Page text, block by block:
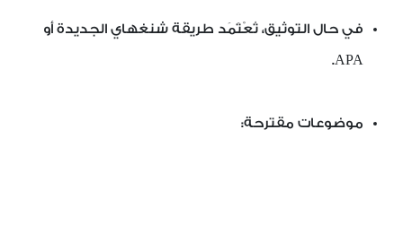
في حال التوثيق، تُعْتَمَد طريقة شنغهاي الجديدة أو
APA.
موضوعات مقترحة: